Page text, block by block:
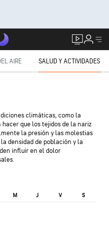
AIRE SALUD Y ACTIVIDADES
climáticas, como la
que los tejidos de la nariz
la presión y las molestias
densidad de población y la
influir en el dolor
M J V S